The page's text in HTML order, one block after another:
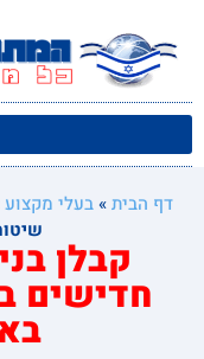
דף הבית»בעלי מקצוע
קבלן
חדישים